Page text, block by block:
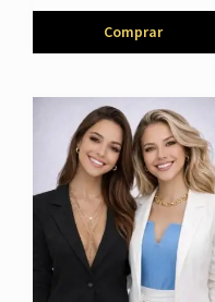
Comprar